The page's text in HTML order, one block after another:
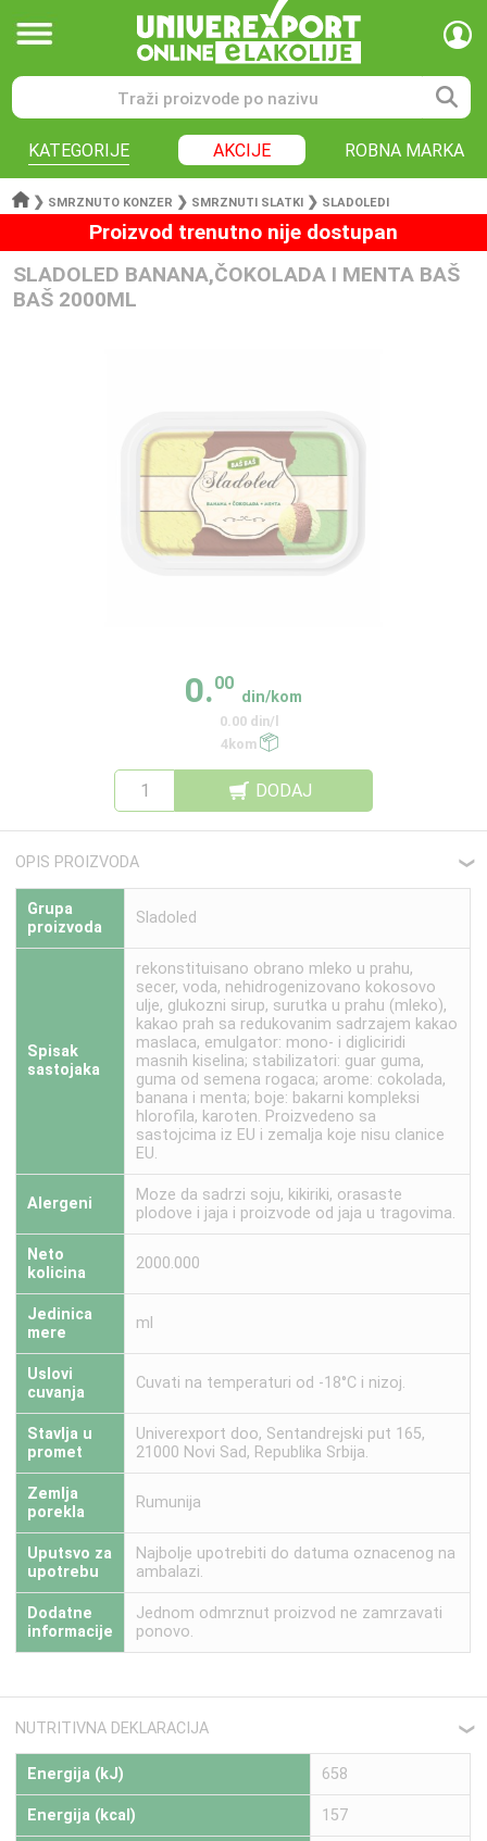
KATEGORIJE AKCIJE ROBNA MARKA
❯ SMRZNUTO KONZER ❯ SMRZNUTI SLATKI ❯ SLADOLEDI
Proizvod trenutno nije dostupan
SLADOLED BANANA,ČOKOLADA I MENTA BAŠ
BAŠ 2000ML
0.00
din/kom
0.00 din/l
4kom
DODAJ
OPIS PROIZVODA ❮
Grupa
proizvoda
Sladoled
Spisak
sastojaka
rekonstituisano obrano mleko u prahu,
secer, voda, nehidrogenizovano kokosovo
ulje, glukozni sirup, surutka u prahu (mleko),
kakao prah sa redukovanim sadrzajem kakao
maslaca, emulgator: mono- i digliciridi
masnih kiselina; stabilizatori: guar guma,
guma od semena rogaca; arome: cokolada,
banana i menta; boje: bakarni kompleksi
hlorofila, karoten. Proizvedeno sa
sastojcima iz EU i zemalja koje nisu clanice
EU.
Alergeni
Moze da sadrzi soju, kikiriki, orasaste
plodove i jaja i proizvode od jaja u tragovima.
Neto
kolicina
2000.000
Jedinica
mere
ml
Uslovi
cuvanja
Cuvati na temperaturi od -18°C i nizoj.
Stavlja u
promet
Univerexport doo, Sentandrejski put 165,
21000 Novi Sad, Republika Srbija.
Zemlja
porekla
Rumunija
Uputsvo za
upotrebu
Najbolje upotrebiti do datuma oznacenog na
ambalazi.
Dodatne
informacije
Jednom odmrznut proizvod ne zamrzavati
ponovo.
NUTRITIVNA DEKLARACIJA ❮
Energija (kJ) 658
Energija (kcal) 157